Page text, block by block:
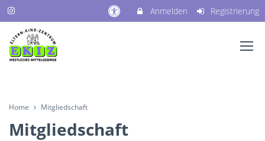
Anmelden Registrierung
Home Mitgliedschaft
Mitgliedschaft